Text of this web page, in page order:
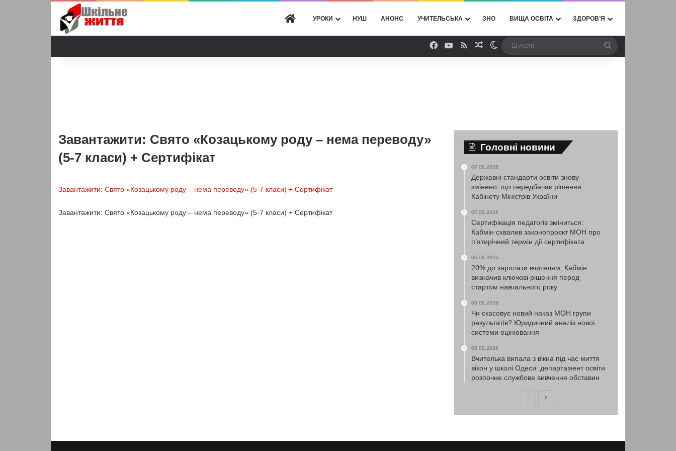
ГОЛОВНА
УРОКИ НУШ АНОНС УЧИТЕЛЬСЬКА ЗНО ВИЩА ОСВІТА ЗДОРОВ’Я
Facebook
YouTube
RSSВипадкова стаття
Switch skin
Завантажити: Свято «Козацькому роду – нема переводу»
(5-7 класи) + Сертифікат
Завантажити: Свято «Козацькому роду – нема переводу» (5-7 класи) + Сертифікат
Завантажити: Свято «Козацькому роду – нема переводу» (5-7 класи) + Сертифікат
Головні новини
07.08.2026
Державні стандарти освіти знову
змінено: що передбачає рішення
Кабінету Міністрів України
07.08.2026
Сертифікація педагогів зміниться:
Кабмін схвалив законопроєкт МОН про
п’ятирічний термін дії сертифіката
06.08.2026
20% до зарплати вчителям: Кабмін
визначив ключові рішення перед
стартом навчального року
06.08.2026
Чи скасовує новий наказ МОН групи
результатів? Юридичний аналіз нової
системи оцінювання
05.08.2026
Вчителька випала з вікна під час миття
вікон у школі Одеси: департамент освіти
розпочне службове вивчення обставин
ПопередняНаступна